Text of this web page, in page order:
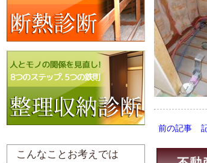
前の記事
こんなことお考えでは